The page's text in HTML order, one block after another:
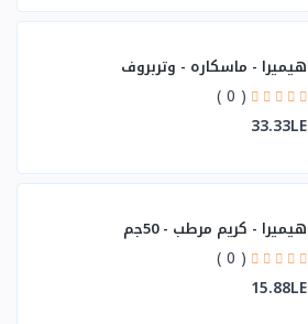
هيميرا - ماسكاره - وتربروف
( 0 )
33.33LE
هيميرا - كريم مرطب - 50جم
( 0 )
15.88LE